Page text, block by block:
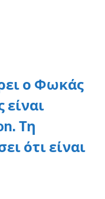
ο Φωκάς
είναι
Τη
ότι είναι